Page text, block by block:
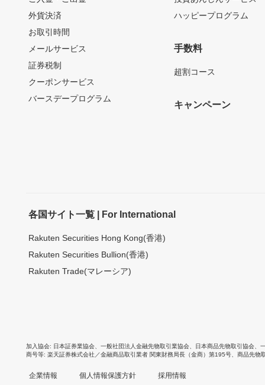
外貨決済
お取引時間
メールサービス
証券税制
クーポンサービス
バースデープログラム
ハッピープログラム
手数料
超割コース
キャンペーン
各国サイト一覧 | For International
Rakuten Securities Hong Kong(香港)
Rakuten Securities Bullion(香港)
Rakuten Trade(マレーシア)
加入協会 日本証券業協会 一般社団法人金融先物取引業協会 日本商品先物取引協会
商号等 楽天証券株式会社／金融商品取引業者 関東財務局長（金商）第195号、商品先物
企業情報 個人情報保護方針 採用情報